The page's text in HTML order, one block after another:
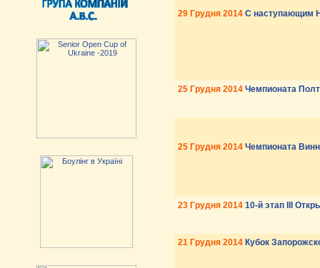
29 Грудня 2014 С наступающим
25 Грудня 2014 Чемпионата
25 Грудня 2014 Чемпионата
23 Грудня 2014 10-й этап III
21 Грудня 2014 Кубок